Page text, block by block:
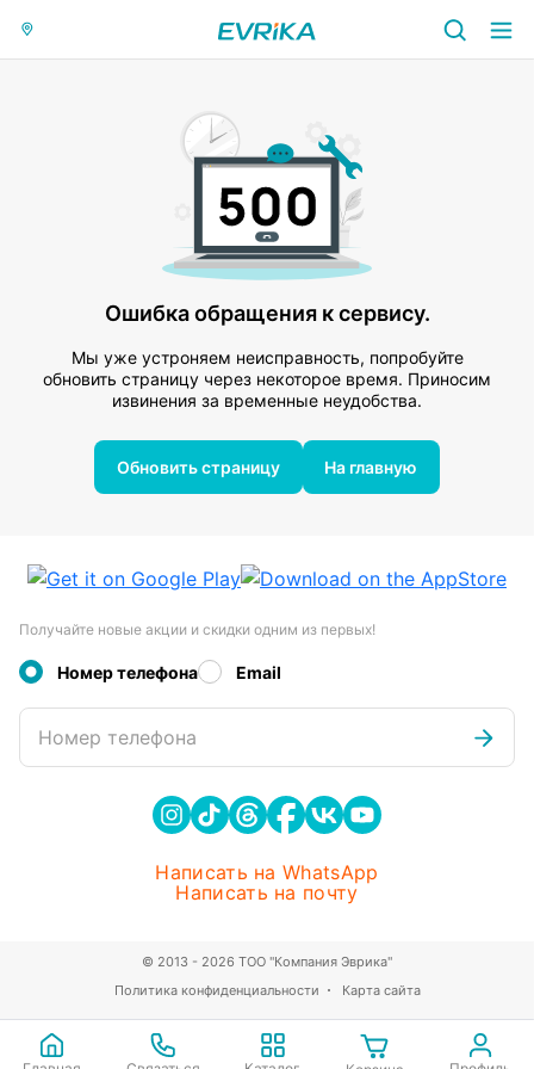
Ошибка обращения к сервису.
Мы уже устроняем неисправность, попробуйте
обновить страницу через некоторое время. Приносим
извинения за временные неудобства.
Обновить страницу На главную
Получайте новые акции и скидки одним из первых!
Номер телефона Email
Номер телефона
Написать на WhatsApp
Написать на почту
Политика конфиденциальности Карта сайта
© 2013 - 2026 ТОО "Компания Эврика"